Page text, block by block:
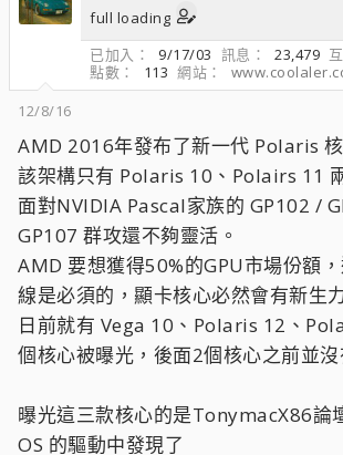
full loading
已加入
9/17/03 訊息 23,479
點數
113 網站
12/8/16
AMD 2016年發布了新一代 Polaris
該架構只有 Polaris 10、Polairs 11
面對NVIDIA Pascal家族的 GP102 /
GP107 群攻還不夠靈活。
AMD 要想獲得50%的GPU市場份額
線是必須的，顯卡核心必然會有新生
日前就有 Vega 10、Polaris 12、
個核心被曝光，後面2個核心之前並沒
曝光這三款核心的是TonymacX86論
OS 的驅動中發現了